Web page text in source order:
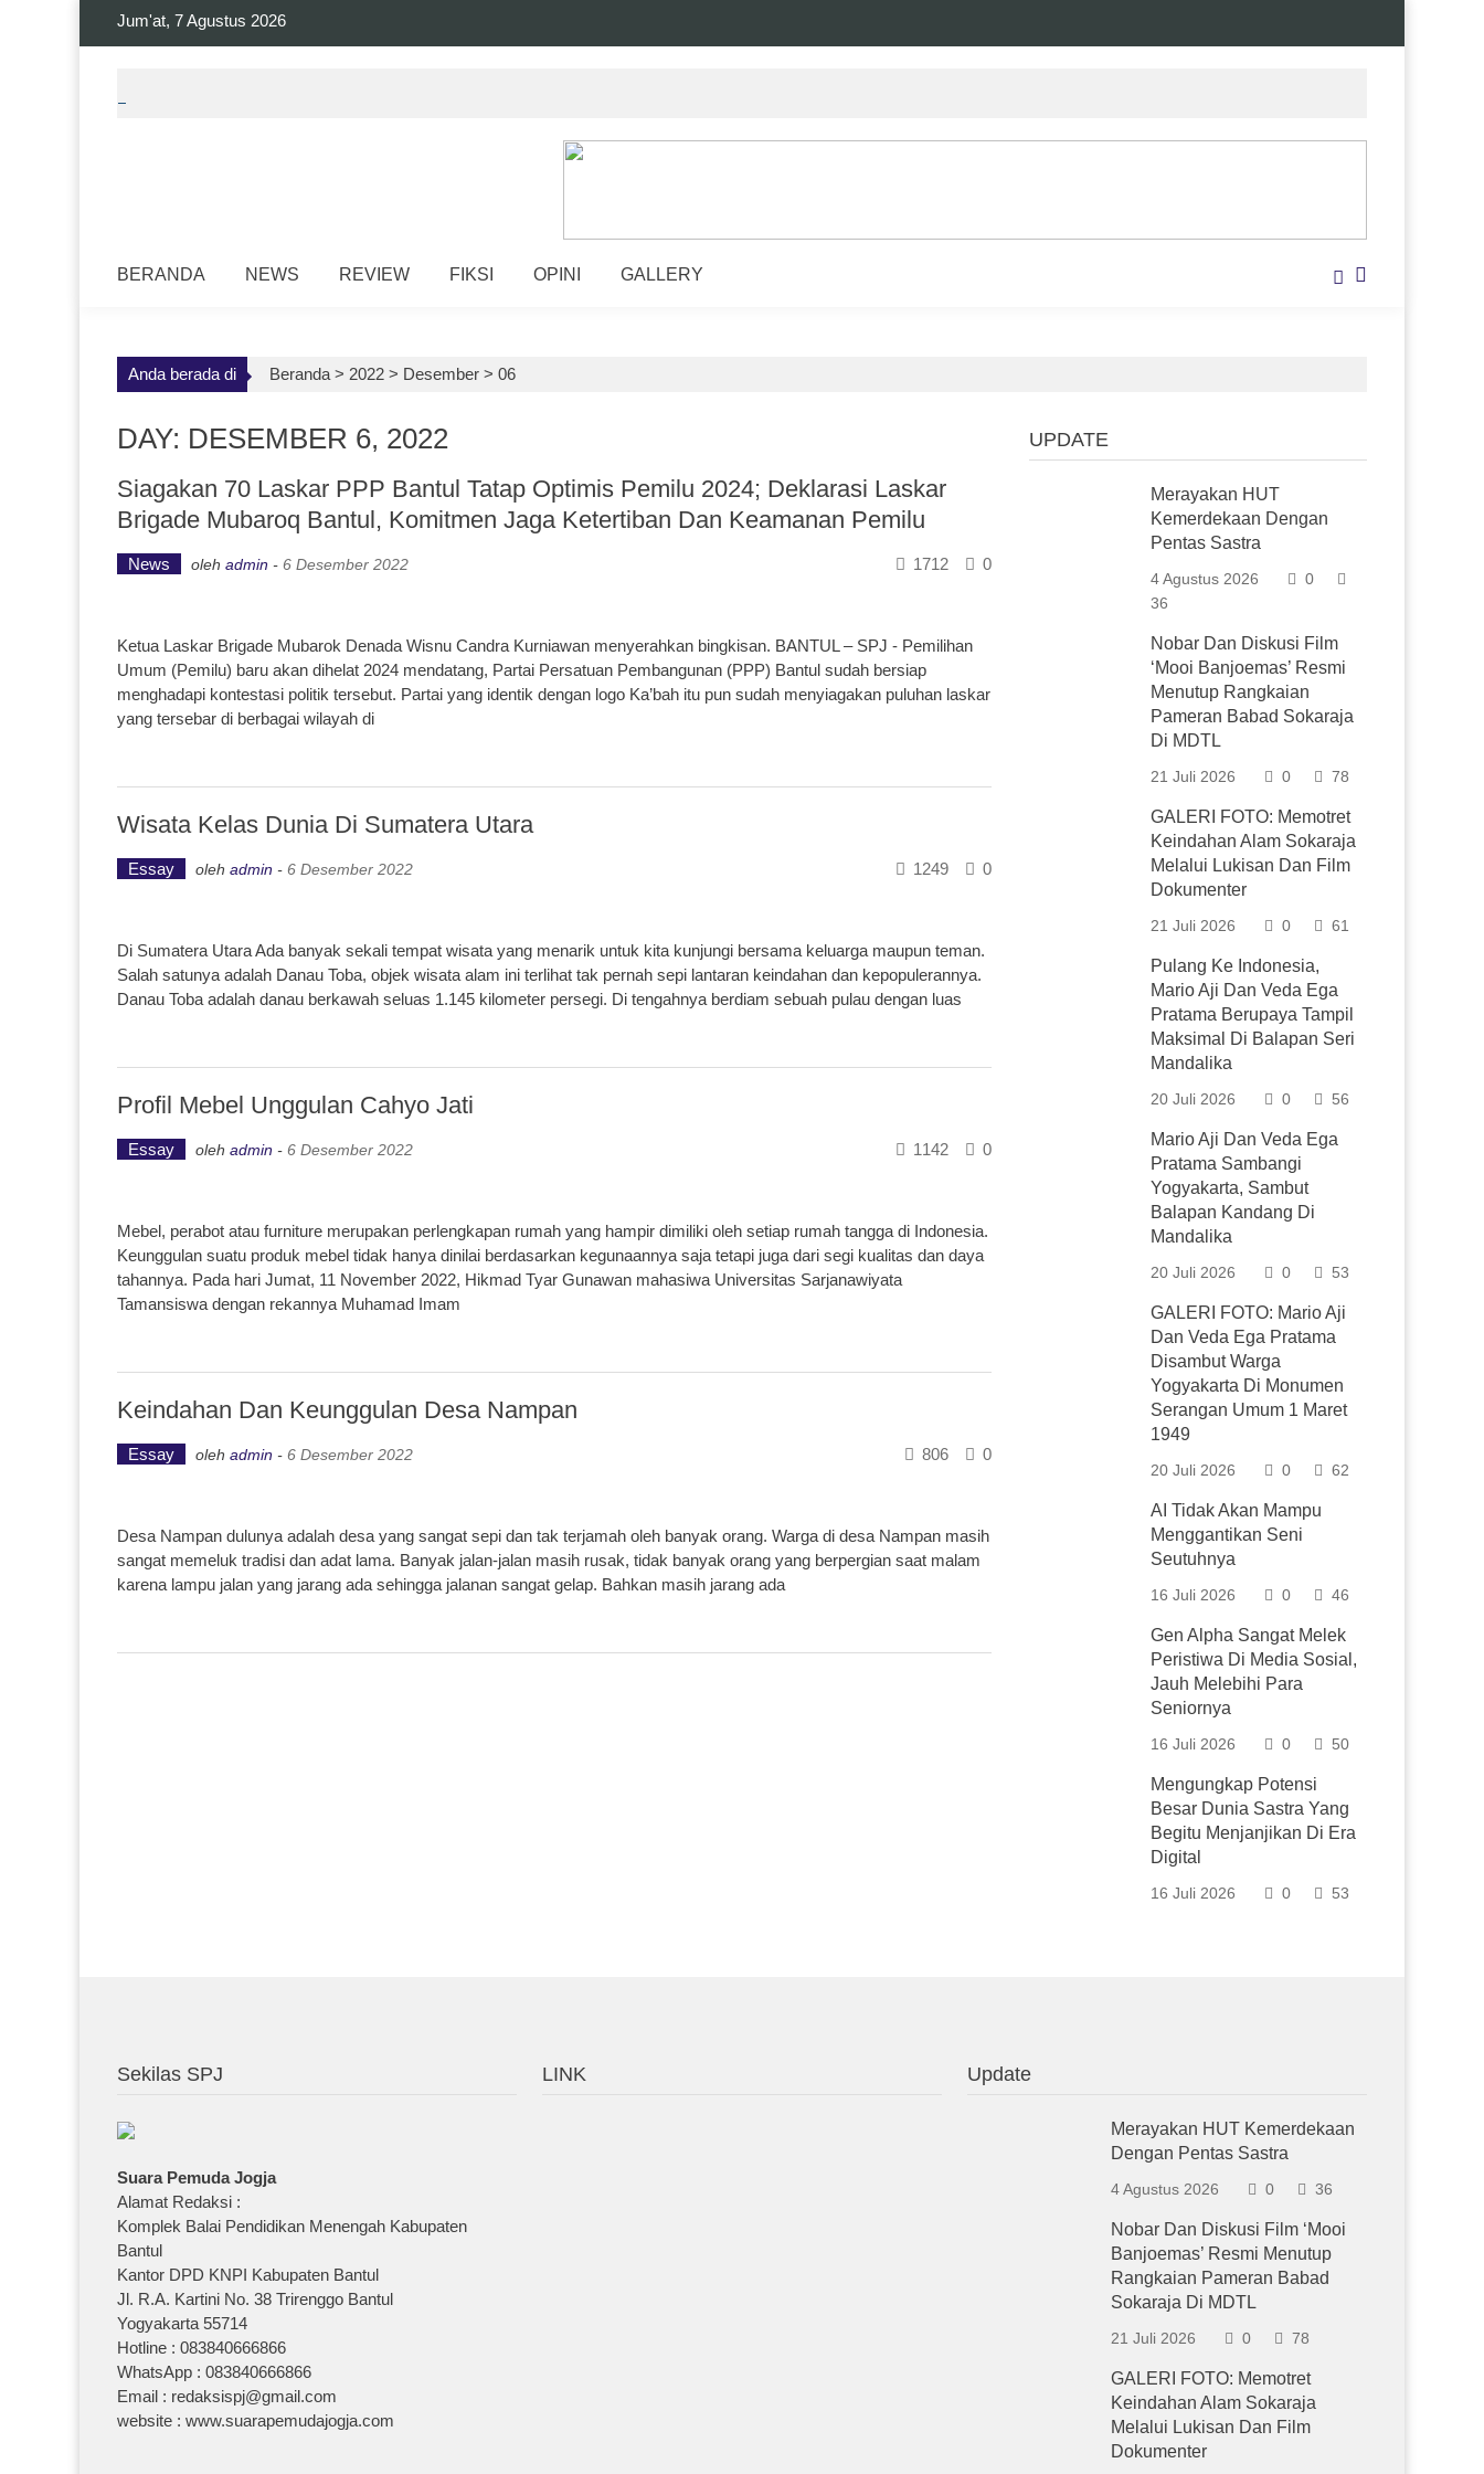
Jum'at, 7 Agustus 2026
BERANDA NEWS REVIEW FIKSI OPINI GALLERY
Anda berada di Beranda > 2022 > Desember > 06
DAY: DESEMBER 6, 2022
Siagakan 70 Laskar PPP Bantul Tatap Optimis Pemilu 2024; Deklarasi Laskar
Brigade Mubaroq Bantul, Komitmen Jaga Ketertiban Dan Keamanan Pemilu
News oleh admin - 6 Desember 2022 0
1712
Ketua Laskar Brigade Mubarok Denada Wisnu Candra Kurniawan menyerahkan bingkisan. BANTUL – SPJ - Pemilihan
Umum (Pemilu) baru akan dihelat 2024 mendatang, Partai Persatuan Pembangunan (PPP) Bantul sudah bersiap
menghadapi kontestasi politik tersebut. Partai yang identik dengan logo Ka’bah itu pun sudah menyiagakan puluhan laskar
yang tersebar di berbagai wilayah di
Wisata Kelas Dunia Di Sumatera Utara
Essay oleh admin - 6 Desember 2022 0
1249
Di Sumatera Utara Ada banyak sekali tempat wisata yang menarik untuk kita kunjungi bersama keluarga maupun teman.
Salah satunya adalah Danau Toba, objek wisata alam ini terlihat tak pernah sepi lantaran keindahan dan kepopulerannya.
Danau Toba adalah danau berkawah seluas 1.145 kilometer persegi. Di tengahnya berdiam sebuah pulau dengan luas
Profil Mebel Unggulan Cahyo Jati
Essay oleh admin - 6 Desember 2022 0
1142
Mebel, perabot atau furniture merupakan perlengkapan rumah yang hampir dimiliki oleh setiap rumah tangga di Indonesia.
Keunggulan suatu produk mebel tidak hanya dinilai berdasarkan kegunaannya saja tetapi juga dari segi kualitas dan daya
tahannya. Pada hari Jumat, 11 November 2022, Hikmad Tyar Gunawan mahasiwa Universitas Sarjanawiyata
Tamansiswa dengan rekannya Muhamad Imam
Keindahan Dan Keunggulan Desa Nampan
Essay oleh admin - 6 Desember 2022 0
806
Desa Nampan dulunya adalah desa yang sangat sepi dan tak terjamah oleh banyak orang. Warga di desa Nampan masih
sangat memeluk tradisi dan adat lama. Banyak jalan-jalan masih rusak, tidak banyak orang yang berpergian saat malam
karena lampu jalan yang jarang ada sehingga jalanan sangat gelap. Bahkan masih jarang ada
UPDATE
Merayakan HUT
Kemerdekaan Dengan
Pentas Sastra
4 Agustus 2026
0
36
Nobar Dan Diskusi Film
‘Mooi Banjoemas’ Resmi
Menutup Rangkaian
Pameran Babad Sokaraja
Di MDTL
21 Juli 2026 0 78
GALERI FOTO: Memotret
Keindahan Alam Sokaraja
Melalui Lukisan Dan Film
Dokumenter
21 Juli 2026 0 61
Pulang Ke Indonesia,
Mario Aji Dan Veda Ega
Pratama Berupaya Tampil
Maksimal Di Balapan Seri
Mandalika
20 Juli 2026 0 56
Mario Aji Dan Veda Ega
Pratama Sambangi
Yogyakarta, Sambut
Balapan Kandang Di
Mandalika
20 Juli 2026 0 53
GALERI FOTO: Mario Aji
Dan Veda Ega Pratama
Disambut Warga
Yogyakarta Di Monumen
Serangan Umum 1 Maret
1949
20 Juli 2026 0 62
AI Tidak Akan Mampu
Menggantikan Seni
Seutuhnya
16 Juli 2026 0 46
Gen Alpha Sangat Melek
Peristiwa Di Media Sosial,
Jauh Melebihi Para
Seniornya
16 Juli 2026 0 50
Mengungkap Potensi
Besar Dunia Sastra Yang
Begitu Menjanjikan Di Era
Digital
16 Juli 2026 0 53
Sekilas SPJ
Suara Pemuda Jogja
Alamat Redaksi :
Komplek Balai Pendidikan Menengah Kabupaten
Bantul
Kantor DPD KNPI Kabupaten Bantul
Jl. R.A. Kartini No. 38 Trirenggo Bantul
Yogyakarta 55714
Hotline : 083840666866
WhatsApp : 083840666866
Email : redaksispj@gmail.com
website : www.suarapemudajogja.com
LINK Update
Merayakan HUT Kemerdekaan
Dengan Pentas Sastra
4 Agustus 2026 0 36
Nobar Dan Diskusi Film ‘Mooi
Banjoemas’ Resmi Menutup
Rangkaian Pameran Babad
Sokaraja Di MDTL
21 Juli 2026 0 78
GALERI FOTO: Memotret
Keindahan Alam Sokaraja
Melalui Lukisan Dan Film
Dokumenter